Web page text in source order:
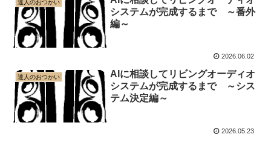
達人のおつかい
システムが完成するまで ～番外
編～
2026.06.02
達人のおつかい
AIに相談してリビングオーディオ
システムが完成するまで ～シス
テム決定編～
2026.05.23